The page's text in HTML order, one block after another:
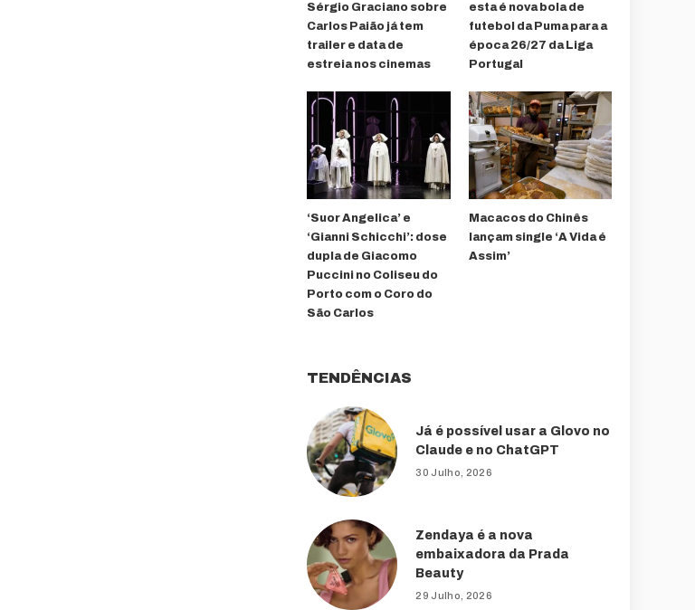
Sérgio Graciano sobre
Carlos Paião já tem
trailer e data de
estreia nos cinemas
esta é nova bola de
futebol da Puma para a
época 26/27 da Liga
Portugal
‘Suor Angelica’ e
‘Gianni Schicchi’: dose
dupla de Giacomo
Puccini no Coliseu do
Porto com o Coro do
São Carlos
Macacos do Chinês
lançam single ‘A Vida é
Assim’
TENDÊNCIAS
Já é possível usar a Glovo no
Claude e no ChatGPT
30 Julho, 2026
Zendaya é a nova
embaixadora da Prada
Beauty
29 Julho, 2026